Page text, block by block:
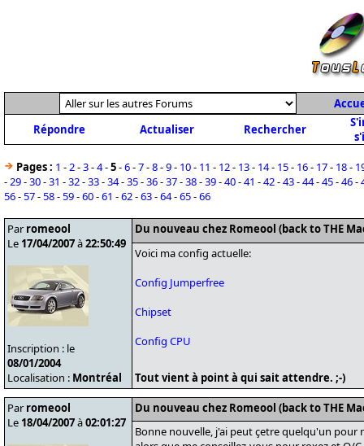
Répondre
Actualiser Rechercher
Pages : 1 -2-3-4-5-6-7-8-9- 10- 11 - 12- 13- 14- 15- 16- 17- 18-
-29-30-31 -32-33-34-35-36-37-38-39-40-41 -42-43-44-45-46-
56-57-58-59-60-61 -62-63-64-65-66
Par romeool
Le 17/04/2007à22:50:49
Inscription : le
08/01/2004
Localisation : Montréal
Du nouveau chez Romeool (back to THE
Voici ma config actuelle:
Config Jumperfree
Chipset
Config CPU
Tout vient à point à qui sait attendre. ;-)
Par romeool
Le 18/04/2007à02:01:27
Du nouveau chez Romeool (back to THE
Bonne nouvelle, j'ai peut çetre quelqu'un pour